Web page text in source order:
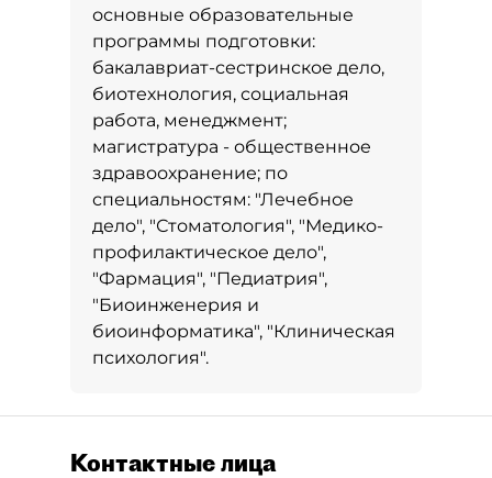
основные образовательные
программы подготовки:
бакалавриат-сестринское дело,
биотехнология, социальная
работа, менеджмент;
магистратура - общественное
здравоохранение; по
специальностям: "Лечебное
дело", "Стоматология", "Медико-
профилактическое дело",
"Фармация", "Педиатрия",
"Биоинженерия и
биоинформатика", "Клиническая
психология".
Контактные лица